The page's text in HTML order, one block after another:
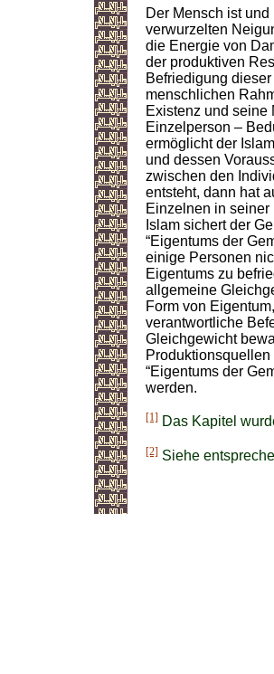
Der Mensch ist
verwurzelten
die Energie von
der produktiven
Befriedigung
menschlichen
Existenz und seine
Einzelperson –
ermöglicht der
und dessen
zwischen den
entsteht, dann hat
Einzelnen in
Islam sichert der
“Eigentums der
einige Personen
Eigentums zu
allgemeine
Form von
verantwortliche
Gleichgewicht
“Eigentums der
werden.
[1] Das Kapitel
[2] Siehe